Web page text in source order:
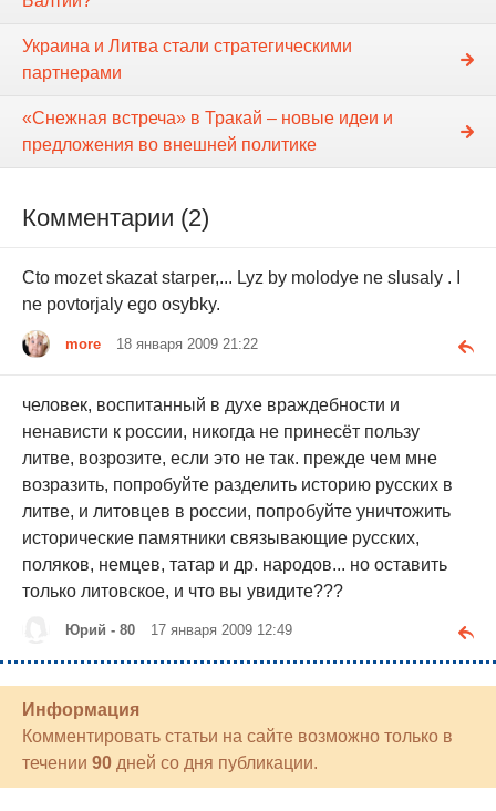
Украина и Литва стали стратегическими
партнерами
«Снежная встреча» в Тракай – новые идеи и
предложения во внешней политике
Комментарии (2)
Cto mozet skazat starper,... Lyz by molodye ne slusaly . I
ne povtorjaly ego osybky.
more 18 января 2009 21:22
человек, воспитанный в духе враждебности и
ненависти к россии, никогда не принесёт пользу
литве, возрозите, если это не так. прежде чем мне
возразить, попробуйте разделить историю русских в
литве, и литовцев в россии, попробуйте уничтожить
исторические памятники связывающие русских,
поляков, немцев, татар и др. народов... но оставить
только литовское, и что вы увидите???
Юрий - 80 17 января 2009 12:49
Информация
Комментировать статьи на сайте возможно только в
течении 90 дней со дня публикации.